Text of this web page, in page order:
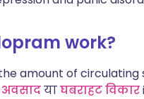
work?
amount of circulating
अवसादयाघबराहट विकार